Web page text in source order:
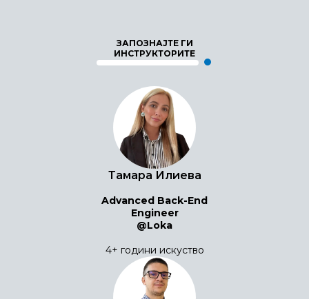
ЗАПОЗНАЈТЕ ГИ
ИНСТРУКТОРИТЕ
Тамара Илиева
Advanced Back-End
Engineer
@Loka
4+ години искуство